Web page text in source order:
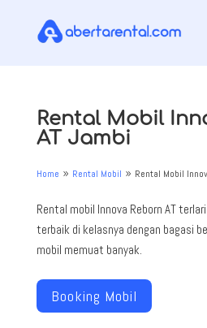
Rental Mobil
AT Jambi
Home 9 Rental Mobil 9 Rental Mobil
Rental mobil Innova Reborn AT
terbaik di kelasnya dengan bagasi
mobil memuat banyak.
Booking Mobil